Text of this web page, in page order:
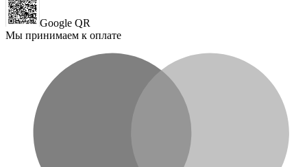
Google QR
Мы принимаем к оплате